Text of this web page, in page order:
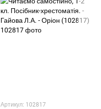
Артикул: 102817